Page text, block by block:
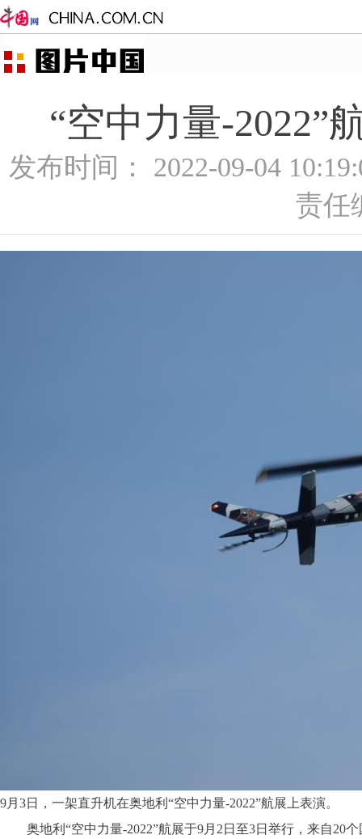
“空中力量-2022”
发布时间： 2022-09-04
责任
9月3日，一架直升机在奥地利“空中力量-2022”航展上表演。
奥地利“空中力量-2022”航展于9月2日至3日举行，来自20